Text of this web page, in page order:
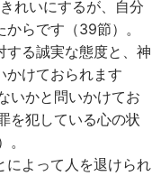
れいにするが、自分
らです（39節）。
する誠実な態度と、神
かけておられます
いかと問いかけてお
を犯している心の状
によって人を退けられ